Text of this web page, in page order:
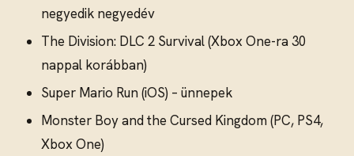
negyedik negyedév
The Division: DLC 2 Survival (Xbox One-ra 30
nappal korábban)
Super Mario Run (iOS) – ünnepek
Monster Boy and the Cursed Kingdom (PC, PS4,
Xbox One)